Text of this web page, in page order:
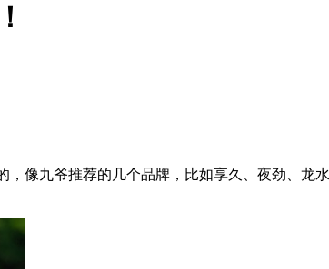
像九爷推荐的几个品牌，比如享久、夜劲、龙